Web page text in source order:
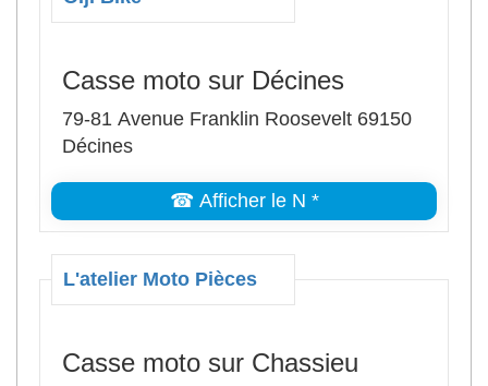
Casse moto sur Décines
79-81 Avenue Franklin Roosevelt 69150
Décines
☎ Afficher le N *
L'atelier Moto Pièces
Casse moto sur Chassieu